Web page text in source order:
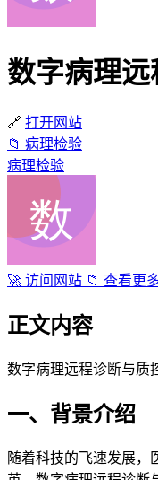
数字病理
🔗 打开网站
📁 病理检验
病理检验
🚀 访问网站 📁 查看更
正文内容
数字病理远程诊断与质
一、背景介绍
随着科技的飞速发展，